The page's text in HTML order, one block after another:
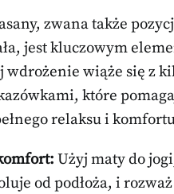
zwana także
jest kluczowym
wdrożenie wiąże się z
które
relaksu i
Użyj maty do
od podłoża, i rozważ